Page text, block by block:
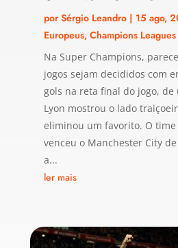
porSérgio Leandro| 15 ago,
Europeus, Champions Leagues
Na Super Champions,
jogos sejam decididos com
gols na reta final do jogo, de
Lyon mostrou o lado
eliminou um favorito. O time
venceu o Manchester City
a...
ler mais